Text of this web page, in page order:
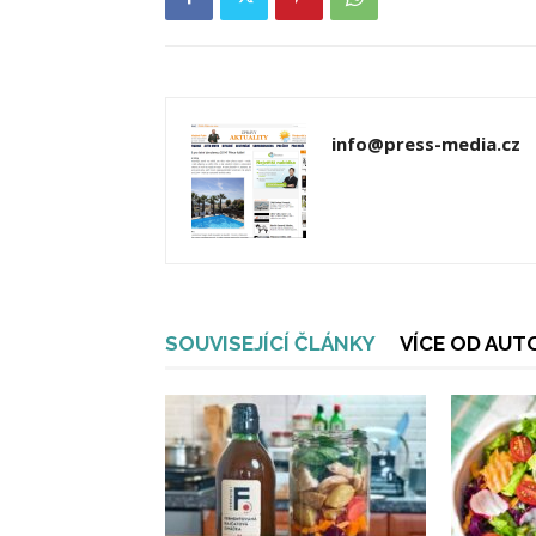
info@press-media.cz
SOUVISEJÍCÍ ČLÁNKY VÍCE OD